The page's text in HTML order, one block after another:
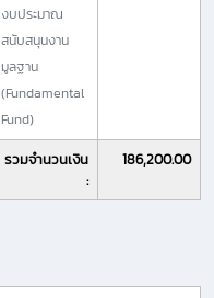
งบประมาณ
สนับสนุนงาน
มูลฐาน
(Fundamental
Fund)
รวมจำนวนเงิน
:
186,200.00